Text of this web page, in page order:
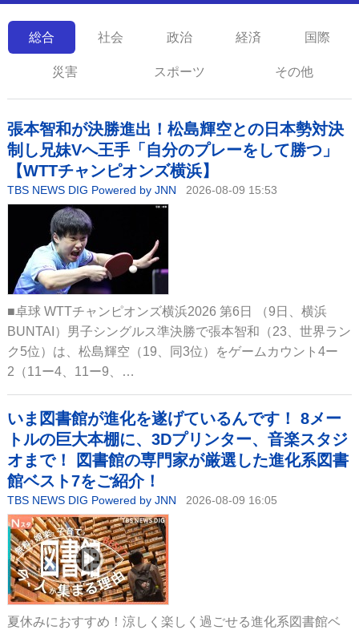
総合 社会 政治 経済 国際
災害 スポーツ その他
張本智和が決勝進出！松島輝空との日本勢対決
制し兄妹Vへ王手「自分のプレーをして勝つ」
【WTTチャンピオンズ横浜】
TBS NEWS DIG Powered by JNN 2026-08-09 15:53
■卓球 WTTチャンピオンズ横浜2026 第6日 （9日、横浜
BUNTAI）男子シングルス準決勝で張本智和（23、世界ラン
ク5位）は、松島輝空（19、同3位）をゲームカウント4ー
2（11ー4、11ー9、…
いま図書館が進化を遂げているんです！ 8メー
トルの巨大本棚に、3Dプリンター、音楽スタジ
オまで！ 図書館の専門家が厳選した進化系図書
館ベスト7をご紹介！
TBS NEWS DIG Powered by JNN 2026-08-09 16:05
夏休みにおすすめ！涼しく楽しく過ごせる進化系図書館ベ